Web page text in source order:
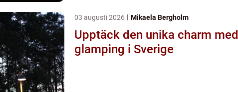
03 augusti 2026 Mikaela Bergholm
Upptäck den unika charm med
glamping i Sverige